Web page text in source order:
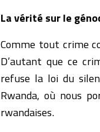
La vérité sur le
Comme tout crime
D’autant que ce
refuse la loi du
Rwanda, où nous
rwandaises.